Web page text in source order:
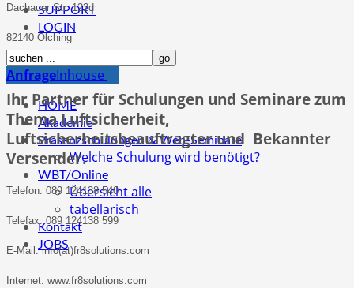
SUPPORT
LOGIN
AnfrageInhouse
HOME
Akademie
Präsenzschulungen & Web-Seminare
Welche Schulung wird benötigt?
WBT/Online
Übersicht alle
tabellarisch
Kontakt
JOBS
Dachauer Str. 122d
82140 Olching
Ihr Partner für Schulungen und Seminare zum
Thema Luftsicherheit,
Luftsicherheitsbeauftragter und Bekannter
Versender.
Telefon: 089 124138 540
Telefax: 089 124138 599
E-Mail: info(at)fr8solutions.com
Internet: www.fr8solutions.com